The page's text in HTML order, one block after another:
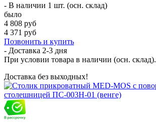
- В наличии 1 шт. (осн. склад)
было
4 808 руб
4 371 руб
Позвонить и купить
- Доставка 2-3 дня
При условии товара в наличии (осн. склад).
Доставка без выходных!